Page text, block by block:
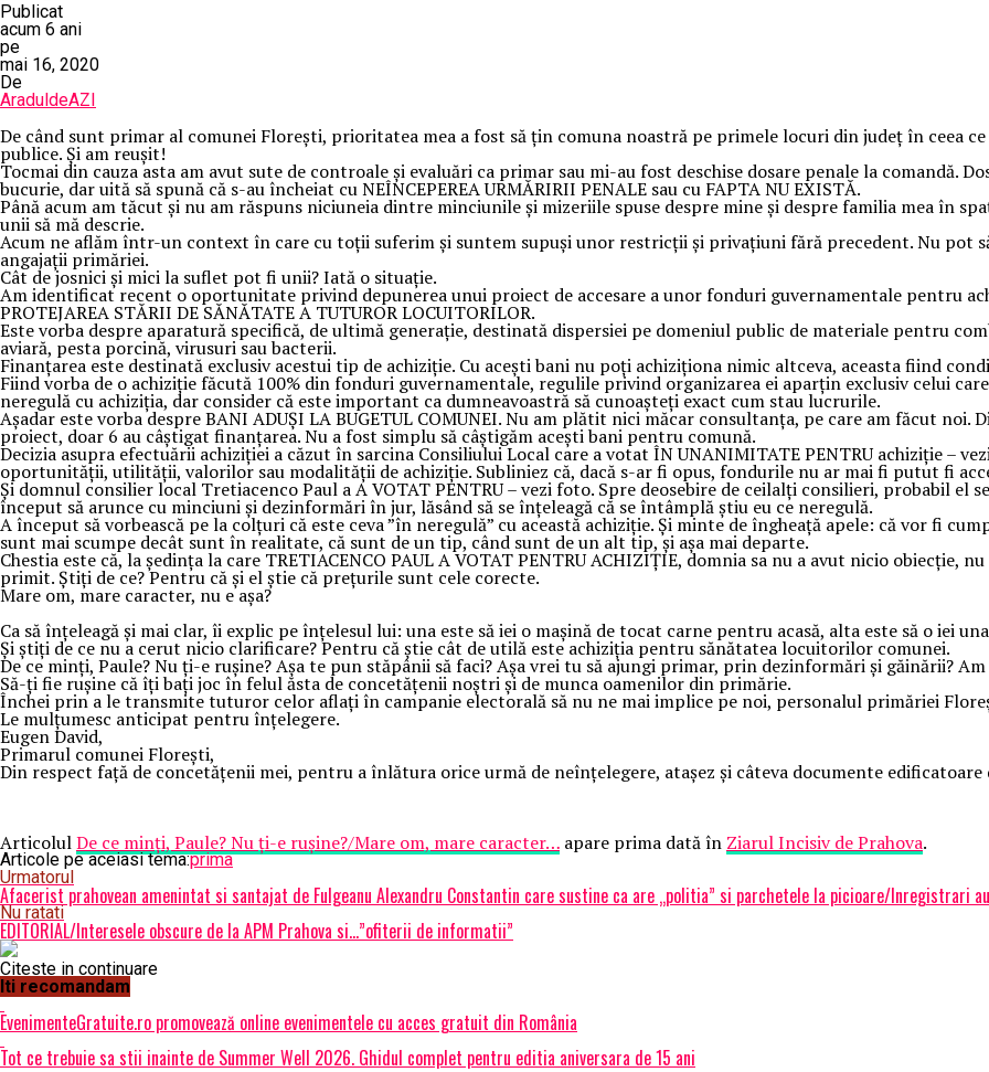
Publicat
acum 6 ani
pe
mai 16, 2020
De
AraduldeAZI
De când sunt primar al comunei Florești, prioritatea mea a fost să țin comuna noastră pe primele locuri din județ în ceea
publice. Și am reușit!
Tocmai din cauza asta am avut sute de controale și evaluări ca primar sau mi-au fost deschise dosare penale la comandă.
bucurie, dar uită să spună că s-au încheiat cu NEÎNCEPEREA URMĂRIRII PENALE sau cu FAPTA NU EXISTĂ.
Până acum am tăcut și nu am răspuns niciuneia dintre minciunile și mizeriile spuse despre mine și despre familia mea în
unii să mă descrie.
Acum ne aflăm într-un context în care cu toții suferim și suntem supuși unor restricții și privațiuni fără precedent. Nu pot
angajații primăriei.
Cât de josnici și mici la suflet pot fi unii? Iată o situație.
Am identificat recent o oportunitate privind depunerea unui proiect de accesare a unor fonduri guvernamentale pentru
PROTEJAREA STĂRII DE SĂNĂTATE A TUTUROR LOCUITORILOR.
Este vorba despre aparatură specifică, de ultimă generație, destinată dispersiei pe domeniul public de materiale pentru
aviară, pesta porcină, virusuri sau bacterii.
Finanțarea este destinată exclusiv acestui tip de achiziție. Cu acești bani nu poți achiziționa nimic altceva, aceasta fiind
Fiind vorba de o achiziție făcută 100% din fonduri guvernamentale, regulile privind organizarea ei aparțin exclusiv celui
neregulă cu achiziția, dar consider că este important ca dumneavoastră să cunoașteți exact cum stau lucrurile.
Așadar este vorba despre BANI ADUȘI LA BUGETUL COMUNEI. Nu am plătit nici măcar consultanța, pe care am făcut
proiect, doar 6 au câștigat finanțarea. Nu a fost simplu să câștigăm acești bani pentru comună.
Decizia asupra efectuării achiziției a căzut în sarcina Consiliului Local care a votat ÎN UNANIMITATE PENTRU achiziție –
oportunității, utilității, valorilor sau modalității de achiziție. Subliniez că, dacă s-ar fi opus, fondurile nu ar mai fi putut fi
Și domnul consilier local Tretiacenco Paul a A VOTAT PENTRU – vezi foto. Spre deosebire de ceilalți consilieri, probabil el
început să arunce cu minciuni și dezinformări în jur, lăsând să se înțeleagă că se întâmplă știu eu ce neregulă.
A început să vorbească pe la colțuri că este ceva ”în neregulă” cu această achiziție. Și minte de îngheață apele: că vor fi
sunt mai scumpe decât sunt în realitate, că sunt de un tip, când sunt de un alt tip, și așa mai departe.
Chestia este că, la ședința la care TRETIACENCO PAUL A VOTAT PENTRU ACHIZIȚIE, domnia sa nu a avut nicio
primit. Știți de ce? Pentru că și el știe că prețurile sunt cele corecte.
Mare om, mare caracter, nu e așa?
Ca să înțeleagă și mai clar, îi explic pe înțelesul lui: una este să iei o mașină de tocat carne pentru acasă, alta este să o iei
Și știți de ce nu a cerut nicio clarificare? Pentru că știe cât de utilă este achiziția pentru sănătatea locuitorilor comunei.
De ce minți, Paule? Nu ți-e rușine? Așa te pun stăpânii să faci? Așa vrei tu să ajungi primar, prin dezinformări și găinării?
Să-ți fie rușine că îți bați joc în felul ăsta de concetățenii noștri și de munca oamenilor din primărie.
Închei prin a le transmite tuturor celor aflați în campanie electorală să nu ne mai implice pe noi, personalul primăriei
Le mulțumesc anticipat pentru înțelegere.
Eugen David,
Primarul comunei Florești,
Din respect față de concetățenii mei, pentru a înlătura orice urmă de neînțelegere, atașez și câteva documente edificatoare
ArticolulDe ce minți, Paule? Nu ți-e rușine?/Mare om, mare caracter… apare prima dată în Ziarul Incisiv de Prahova.
Articole pe aceiasi tema:prima
Urmatorul
Afacerist prahovean amenintat si santajat de Fulgeanu Alexandru Constantin care sustine ca are „politia” si parchetele la picioare/Inregistrari
Nu ratati
EDITORIAL/Interesele obscure de la APM Prahova si…”ofiterii de informatii”
Citeste in continuare
Iti recomandam
EvenimenteGratuite.ro promovează online evenimentele cu acces gratuit din România
Tot ce trebuie sa stii inainte de Summer Well 2026. Ghidul complet pentru editia aniversara de 15 ani